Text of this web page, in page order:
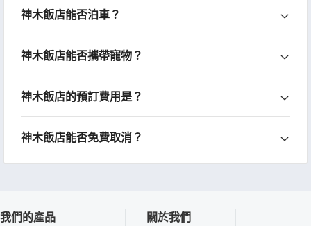
神木飯店能否泊車？
神木飯店能否攜帶寵物？
神木飯店的預訂費用是？
神木飯店能否免費取消？
我們的產品 關於我們